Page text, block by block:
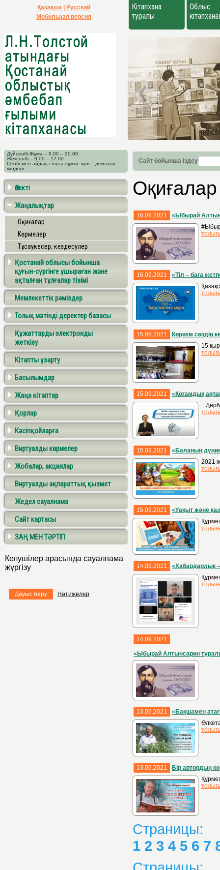
Қазақша
Русский
Мобильная версия
Кітапхана
туралы
Облыс
Дүйсенбі-Жұма – 9.00 – 20.00
Жексенбі – 9.00 – 17.00
Сенбі мен айдың соңғы жұмыс күні – демалыс
күндері
Сайт бойынша іздеу
Өзекті
Жаңалықтар
Оқиғалар
Көрмелер
Тұсаукесер, кездесулер
Қостанай облысы бойынша
қуғын-сүргінге ұшыраған және
ақталған тұлғалар тізімі
Мемлекеттік рәміздер
Толық мәтінді деректер базасы
Құжаттарды электронды
жеткізу
Кітапты ұзарту
Басылымдар
Жаңа кітаптар
Қорлар
Кәсіпқойларға
Виртуалды көрмелер
Жобалар, акциялар
Виртуалды ақпараттық қызмет
Жедел сауалнама
Сайт картасы
ЗАҢ МЕН ТӘРТІП
Келушілер арасында сауалнама
жүргізу
Дауыс беру Нәтижелер
Оқиғалар
16.09.2021
«Ыбырай
16.09.2021
«Тіл – баға
15.09.2021
Көркем сөздің
15
15.09.2021
«Қоғамдық
15.09.2021
«Баланың
2021
15.09.2021
«Уақыт және
14.09.2021
«Хабардарлық –
14.09.2021
«Ыбырай Алтынсарин
13.09.2021
«Бақшамен
13.09.2021
Бір автордың
Страницы:
1 2 3 4 5 6 7